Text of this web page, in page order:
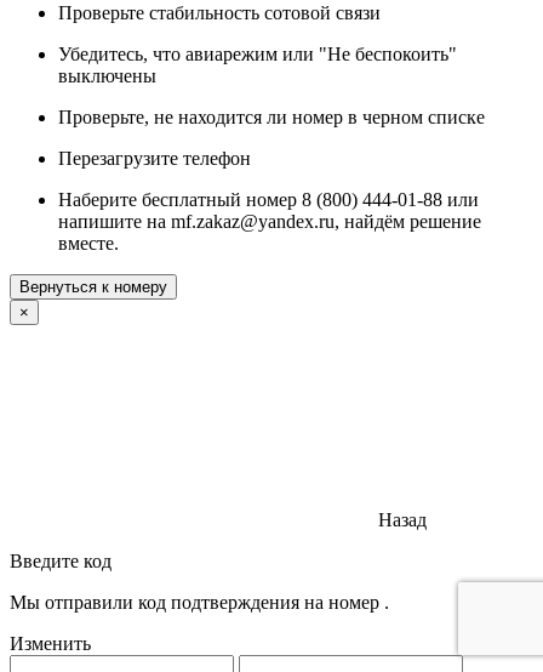
Проверьте стабильность сотовой связи
Убедитесь, что авиарежим или "Не беспокоить"
выключены
Проверьте, не находится ли номер в черном списке
Перезагрузите телефон
Наберите бесплатный номер 8 (800) 444-01-88 или
напишите на mf.zakaz@yandex.ru, найдём решение
вместе.
Вернуться к номеру
×
Назад
Введите код
Мы отправили код подтверждения на номер .
Изменить